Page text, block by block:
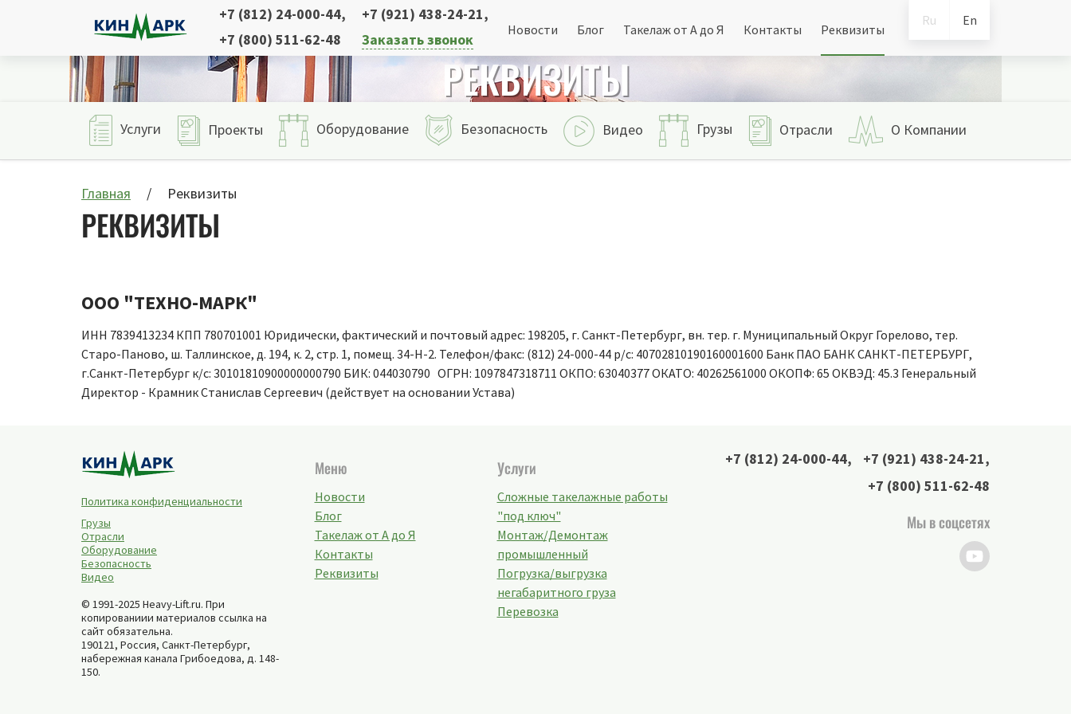
Ru En
+7 (812) 24-000-44, +7 (921) 438-24-21,
+7 (800) 511-62-48
Заказать звонок
Новости Блог Такелаж от А до Я Контакты Реквизиты
РЕКВИЗИТЫ
Услуги Проекты Оборудование Безопасность Видео Грузы Отрасли О Компании
Главная Реквизиты
РЕКВИЗИТЫ
ООО "ТЕХНО-МАРК"
ИНН 7839413234 КПП 780701001 Юридически, фактический и почтовый адрес: 198205, г. Санкт-Петербург, вн. тер. г. Муниципальный Округ Горелово, тер.
Старо-Паново, ш. Таллинское, д. 194, к. 2, стр. 1, помещ. 34-Н-2. Телефон/факс: (812) 24-000-44 р/с: 40702810190160001600 Банк ПАО БАНК САНКТ-ПЕТЕРБУРГ,
г.Санкт-Петербург к/с: 30101810900000000790 БИК: 044030790 ОГРН: 1097847318711 ОКПО: 63040377 ОКАТО: 40262561000 ОКОПФ: 65 ОКВЭД: 45.3 Генеральный
Директор - Крамник Станислав Сергеевич (действует на основании Устава)
Политика конфиденциальности
Грузы
Отрасли
Оборудование
Безопасность
Видео
© 1991-2025 Heavy-Lift.ru. При
копированиии материалов ссылка на
сайт обязательна.
190121, Россия, Санкт-Петербург,
набережная канала Грибоедова, д. 148-
150.
Меню
Новости
Блог
Такелаж от А до Я
Контакты
Реквизиты
Услуги
Сложные такелажные работы
"под ключ"
Монтаж/Демонтаж
промышленный
Погрузка/выгрузка
негабаритного груза
Перевозка
+7 (812) 24-000-44, +7 (921) 438-24-21,
+7 (800) 511-62-48
Мы в соцсетях